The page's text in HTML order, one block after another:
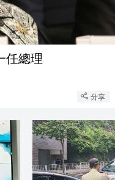
任總理
分享